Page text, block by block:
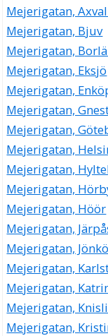
Mejerigatan,
Mejerigatan, Bjuv
Mejerigatan,
Mejerigatan, Eksjö
Mejerigatan,
Mejerigatan,
Mejerigatan,
Mejerigatan,
Mejerigatan,
Mejerigatan,
Mejerigatan, Höör
Mejerigatan,
Mejerigatan,
Mejerigatan,
Mejerigatan,
Mejerigatan,
Mejerigatan,